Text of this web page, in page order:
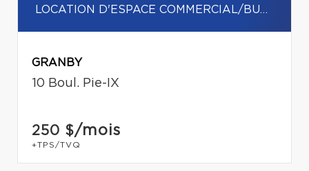
LOCATION D'ESPACE COMMERCIAL/BUREAU
GRANBY
10 Boul. Pie-IX
250 $/mois
+TPS/TVQ